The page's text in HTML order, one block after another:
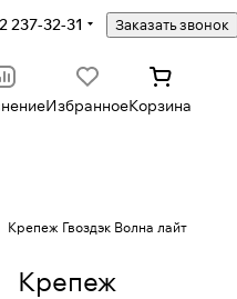
237-32-31 Заказать звонок
ИзбранноеКорзина
Крепеж Гвоздэк Волна лайт
Крепеж